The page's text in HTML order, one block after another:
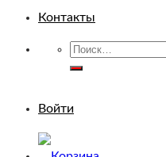
Контакты
Искать:
Войти